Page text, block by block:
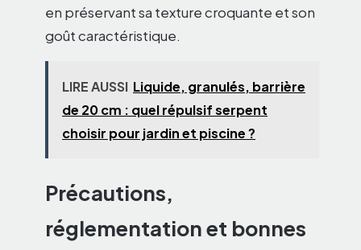
en préservant sa texture croquante et son
goût caractéristique.
LIRE AUSSI Liquide, granulés, barrière
de 20 cm : quel répulsif serpent
choisir pour jardin et piscine ?
Précautions,
réglementation et bonnes